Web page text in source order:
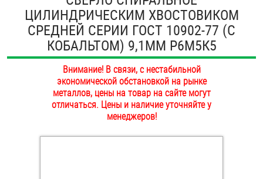
ОПЛАТА И ДОСТАВКА
НАШИ МАГАЗИНЫ
Втулки
Гайки
Дюбели
Дюймовый крепёж
ЦИЛИНДРИЧЕСКИМ ХВОСТОВИКОМ
СРЕДНЕЙ СЕРИИ ГОСТ 10902-77 (С
КОБАЛЬТОМ) 9,1ММ Р6М5К5
Внимание! В связи, с нестабильной
экономической обстановкой на рынке
металлов, цены на товар на сайте могут
отличаться. Цены и наличие уточняйте у
менеджеров!